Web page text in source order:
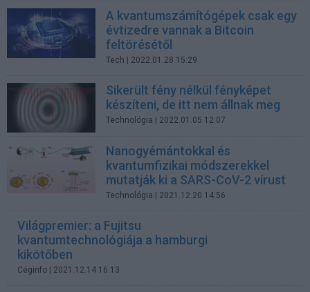
A kvantumszámítógépek csak egy
évtizedre vannak a Bitcoin
feltörésétől
Tech | 2022.01.28 15:29
Sikerült fény nélkül fényképet
készíteni, de itt nem állnak meg
Technológia | 2022.01.05 12:07
Nanogyémántokkal és
kvantumfizikai módszerekkel
mutatják ki a SARS-CoV-2 vírust
Technológia | 2021.12.20 14:56
Világpremier: a Fujitsu
kvantumtechnológiája a hamburgi
kikötőben
Céginfo | 2021.12.14 16:13